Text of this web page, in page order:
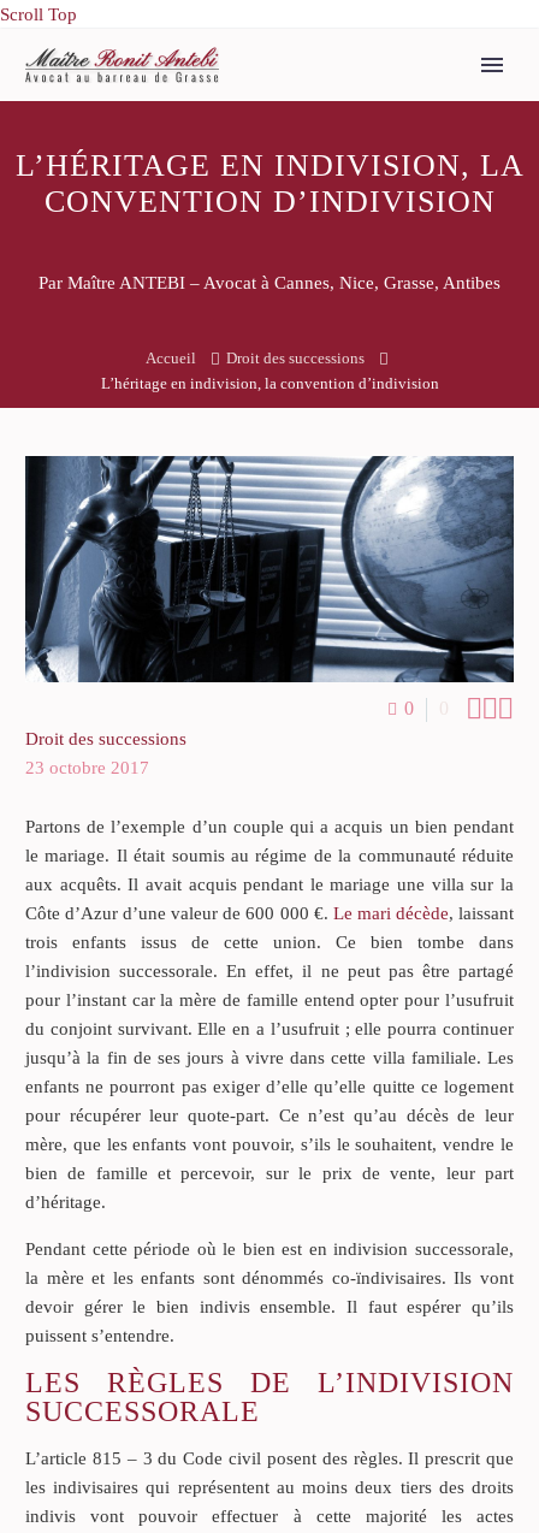
Scroll Top
L’HÉRITAGE EN INDIVISION, LA
CONVENTION D’INDIVISION
Par Maître ANTEBI – Avocat à Cannes, Nice, Grasse, Antibes
Accueil
Droit des successions
L’héritage en indivision, la convention d’indivision
0 0 
Droit des successions
23 octobre 2017
Partons de l’exemple d’un couple qui a acquis un bien pendant
le mariage. Il était soumis au régime de la communauté réduite
aux acquêts. Il avait acquis pendant le mariage une villa sur la
Côte d’Azur d’une valeur de 600 000 €. Le mari décède, laissant
trois enfants issus de cette union. Ce bien tombe dans
l’indivision successorale. En effet, il ne peut pas être partagé
pour l’instant car la mère de famille entend opter pour l’usufruit
du conjoint survivant. Elle en a l’usufruit ; elle pourra continuer
jusqu’à la fin de ses jours à vivre dans cette villa familiale. Les
enfants ne pourront pas exiger d’elle qu’elle quitte ce logement
pour récupérer leur quote-part. Ce n’est qu’au décès de leur
mère, que les enfants vont pouvoir, s’ils le souhaitent, vendre le
bien de famille et percevoir, sur le prix de vente, leur part
d’héritage.
Pendant cette période où le bien est en indivision successorale,
la mère et les enfants sont dénommés co-ïndivisaires. Ils vont
devoir gérer le bien indivis ensemble. Il faut espérer qu’ils
puissent s’entendre.
LES RÈGLES DE L’INDIVISION
SUCCESSORALE
L’article 815 – 3 du Code civil posent des règles. Il prescrit que
les indivisaires qui représentent au moins deux tiers des droits
indivis vont pouvoir effectuer à cette majorité les actes